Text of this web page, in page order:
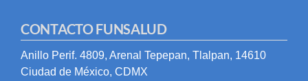
CONTACTO FUNSALUD
Anillo Perif. 4809, Arenal Tepepan, Tlalpan, 14610
Ciudad de México, CDMX